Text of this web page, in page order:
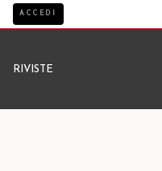
ACCEDI
RIVISTE